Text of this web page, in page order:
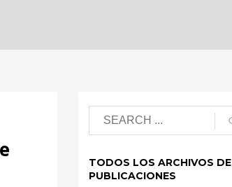
TODOS LOS ARCHIVOS DE
PUBLICACIONES